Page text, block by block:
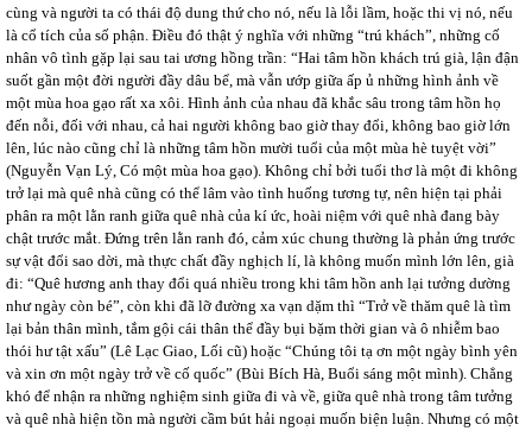
cùng và người ta có thái độ dung thứ cho nó, nếu là lỗi lầm, hoặc thi vị nó, nếu
là cổ tích của số phận. Điều đó thật ý nghĩa với những “trú khách”, những cố
nhân vô tình gặp lại sau tai ương hồng trần: “Hai tâm hồn khách trú già, lận đận
suốt gần một đời người đầy dâu bể, mà vẫn ướp giữa ấp ủ những hình ảnh về
một mùa hoa gạo rất xa xôi. Hình ảnh của nhau đã khắc sâu trong tâm hồn họ
đến nỗi, đối với nhau, cả hai người không bao giờ thay đổi, không bao giờ lớn
lên, lúc nào cũng chỉ là những tâm hồn mười tuổi của một mùa hè tuyệt vời”
(Nguyễn Vạn Lý, Có một mùa hoa gạo). Không chỉ bởi tuổi thơ là một đi không
trở lại mà quê nhà cũng có thể lâm vào tình huống tương tự, nên hiện tại phải
phân ra một lằn ranh giữa quê nhà của kí ức, hoài niệm với quê nhà đang bày
chật trước mắt. Đứng trên lằn ranh đó, cảm xúc chung thường là phản ứng trước
sự vật đổi sao dời, mà thực chất đầy nghịch lí, là không muốn mình lớn lên, già
đi: “Quê hương anh thay đổi quá nhiều trong khi tâm hồn anh lại tưởng dường
như ngày còn bé”, còn khi đã lỡ đường xa vạn dặm thì “Trở về thăm quê là tìm
lại bản thân mình, tắm gội cái thân thể đầy bụi bặm thời gian và ô nhiễm bao
thói hư tật xấu” (Lê Lạc Giao, Lối cũ) hoặc “Chúng tôi tạ ơn một ngày bình yên
và xin ơn một ngày trở về cố quốc” (Bùi Bích Hà, Buổi sáng một mình). Chẳng
khó để nhận ra những nghiệm sinh giữa đi và về, giữa quê nhà trong tâm tưởng
và quê nhà hiện tồn mà người cầm bút hải ngoại muốn biện luận. Nhưng có một